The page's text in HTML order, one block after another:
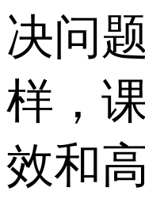
决问
样，
效和